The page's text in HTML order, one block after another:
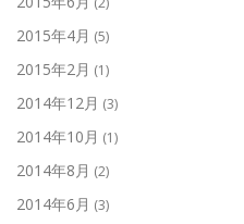
2015年4月 (5)
2015年2月 (1)
2014年12月 (3)
2014年10月 (1)
2014年8月 (2)
2014年6月 (3)